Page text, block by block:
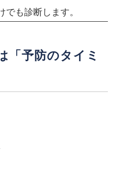
も診断します。
「予防のタイミ